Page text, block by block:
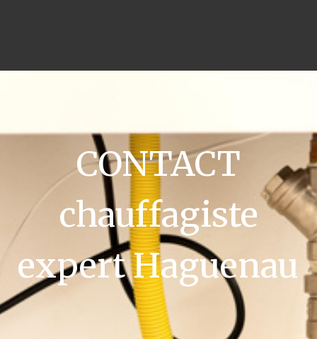
CONTACT
chauffagiste
expert Haguenau